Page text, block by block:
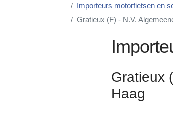
Importeurs motorfietsen en
Gratieux (F) - N.V.
Gratieux
Haag